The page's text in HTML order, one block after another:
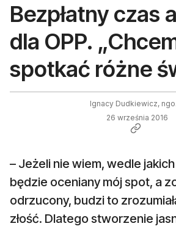
Bezpłatny czas
dla OPP.
spotkać różne
Ignacy Dudkiewicz,
26 września 2016
– Jeżeli nie wiem, wedle
będzie oceniany mój spot, a
odrzucony, budzi to
złość. Dlatego stworzenie